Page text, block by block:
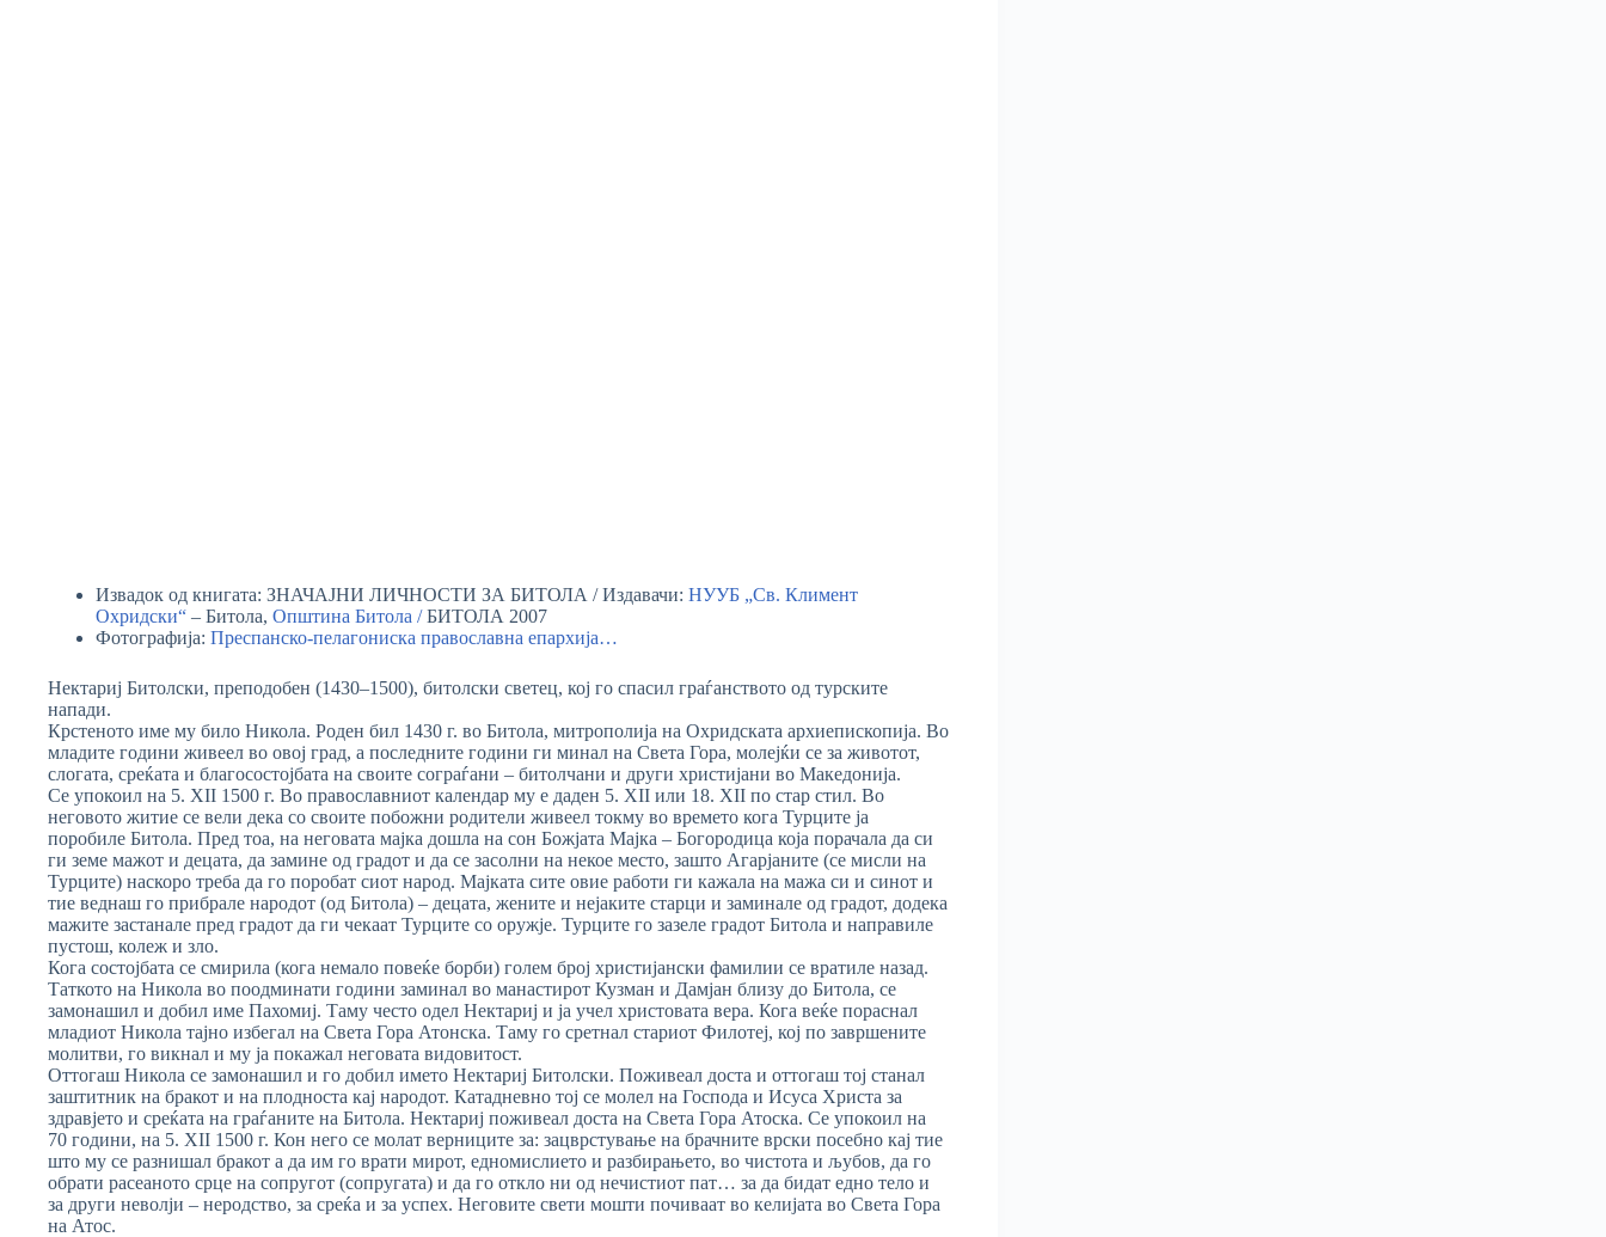
Извадок од книгата: ЗНАЧАЈНИ ЛИЧНОСТИ ЗА БИТОЛА / Издавачи: НУУБ „Св. Климент
Охридски“ – Битола, Општина Битола /БИТОЛА 2007
Фотографија: Преспанско-пелагониска православна епархија…
Нектариј Битолски, преподобен (1430–1500), битолски светец, кој го спасил граѓанството од турските
напади.
Крстеното име му било Никола. Роден бил 1430 г. во Битола, митрополија на Охридската архиепископија. Во
младите години живеел во овој град, а последните години ги минал на Света Гора, молејќи се за животот,
слогата, среќата и благосостојбата на своите сограѓани – битолчани и други христијани во Македонија.
Се упокоил на 5. XII 1500 г. Во православниот календар му е даден 5. XII или 18. XII по стар стил. Во
неговото житие се вели дека со своите побожни родители живеел токму во времето кога Турците ја
поробиле Битола. Пред тоа, на неговата мајка дошла на сон Божјата Мајка – Богородица која порачала да си
ги земе мажот и децата, да замине од градот и да се засолни на некое место, зашто Агарјаните (се мисли на
Турците) наскоро треба да го поробат сиот народ. Мајката сите овие работи ги кажала на мажа си и синот и
тие веднаш го прибрале народот (од Битола) – децата, жените и нејаките старци и заминале од градот, додека
мажите застанале пред градот да ги чекаат Турците со оружје. Турците го зазеле градот Битола и направиле
пустош, колеж и зло.
Кога состојбата се смирила (кога немало повеќе борби) голем број христијански фамилии се вратиле назад.
Таткото на Никола во поодминати години заминал во манастирот Кузман и Дамјан близу до Битола, се
замонашил и добил име Пахомиј. Таму често одел Нектариј и ја учел христовата вера. Кога веќе пораснал
младиот Никола тајно избегал на Света Гора Атонска. Таму го сретнал стариот Филотеј, кој по завршените
молитви, го викнал и му ја покажал неговата видовитост.
Оттогаш Никола се замонашил и го добил името Нектариј Битолски. Поживеал доста и оттогаш тој станал
заштитник на бракот и на плодноста кај народот. Катадневно тој се молел на Господа и Исуса Христа за
здравјето и среќата на граѓаните на Битола. Нектариј поживеал доста на Света Гора Атоска. Се упокоил на
70 години, на 5. XII 1500 г. Кон него се молат верниците за: зацврстување на брачните врски посебно кај тие
што му се разнишал бракот а да им го врати мирот, едномислието и разбирањето, во чистота и љубов, да го
обрати расеаното срце на сопругот (сопругата) и да го откло ни од нечистиот пат… за да бидат едно тело и
за други неволји – неродство, за среќа и за успех. Неговите свети мошти почиваат во келијата во Света Гора
на Атос.